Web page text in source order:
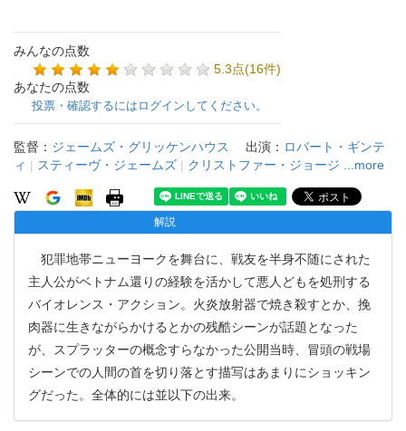
みんなの点数
5.3点(16件)
あなたの点数
投票・確認するにはログインしてください。
監督： ジェームズ・グリッケンハウス 出演： ロバート・ギンテ
ィ | スティーヴ・ジェームズ | クリストファー・ジョージ ...more
解説
犯罪地帯ニューヨークを舞台に、戦友を半身不随にされた
主人公がベトナム還りの経験を活かして悪人どもを処刑する
バイオレンス・アクション。火炎放射器で焼き殺すとか、挽
肉器に生きながらかけるとかの残酷シーンが話題となった
が、スプラッターの概念すらなかった公開当時、冒頭の戦場
シーンでの人間の首を切り落とす描写はあまりにショッキン
グだった。全体的には並以下の出来。